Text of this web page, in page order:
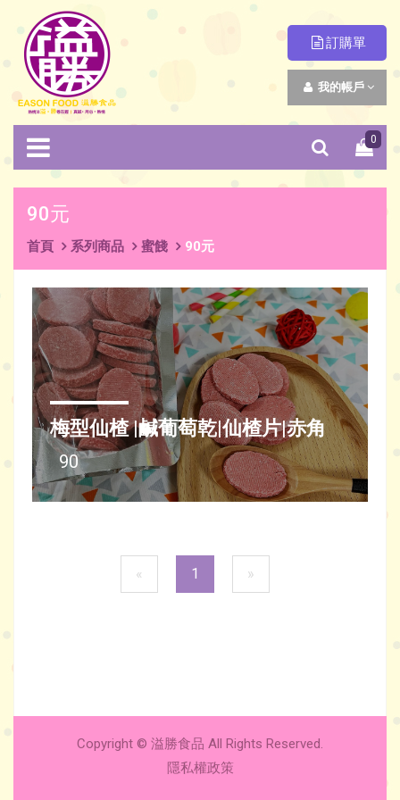
訂購單
我的帳戶
0
90元
首頁 系列商品 蜜餞 90元
梅型仙楂 |鹹葡萄乾|仙楂片|赤角
90
« 1 »
Copyright © 溢勝食品 All Rights Reserved.
隱私權政策